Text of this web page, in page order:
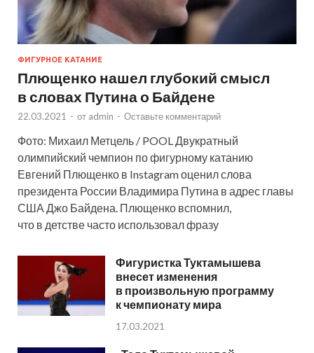
ФИГУРНОЕ КАТАНИЕ
Плющенко нашел глубокий смысл
в словах Путина о Байдене
22.03.2021 - от admin - Оставьте комментарий
Фото: Михаил Метцель / POOL Двукратный
олимпийский чемпион по фигурному катанию
Евгений Плющенко в Instagram оценил слова
президента России Владимира Путина в адрес главы
США Джо Байдена. Плющенко вспомнил,
что в детстве часто использовал фразу
Фигуристка Туктамышева
внесет изменения
в произвольную программу
к чемпионату мира
17.03.2021